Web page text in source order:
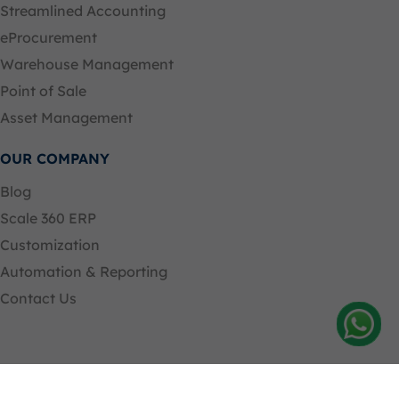
Streamlined Accounting
eProcurement
Warehouse Management
Point of Sale
Asset Management
OUR COMPANY
Blog
Scale 360 ERP
Customization
Automation & Reporting
Contact Us